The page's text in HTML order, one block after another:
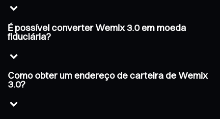
É possível converter Wemix 3.0 em moeda
fiduciária?
Como obter um endereço de carteira de Wemix
3.0?